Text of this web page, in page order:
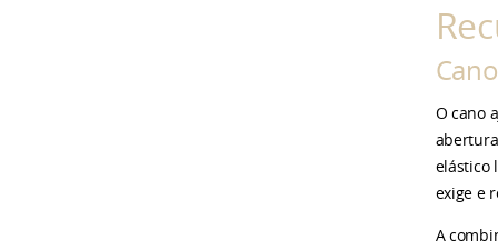
O cano
elástico
exige e
A